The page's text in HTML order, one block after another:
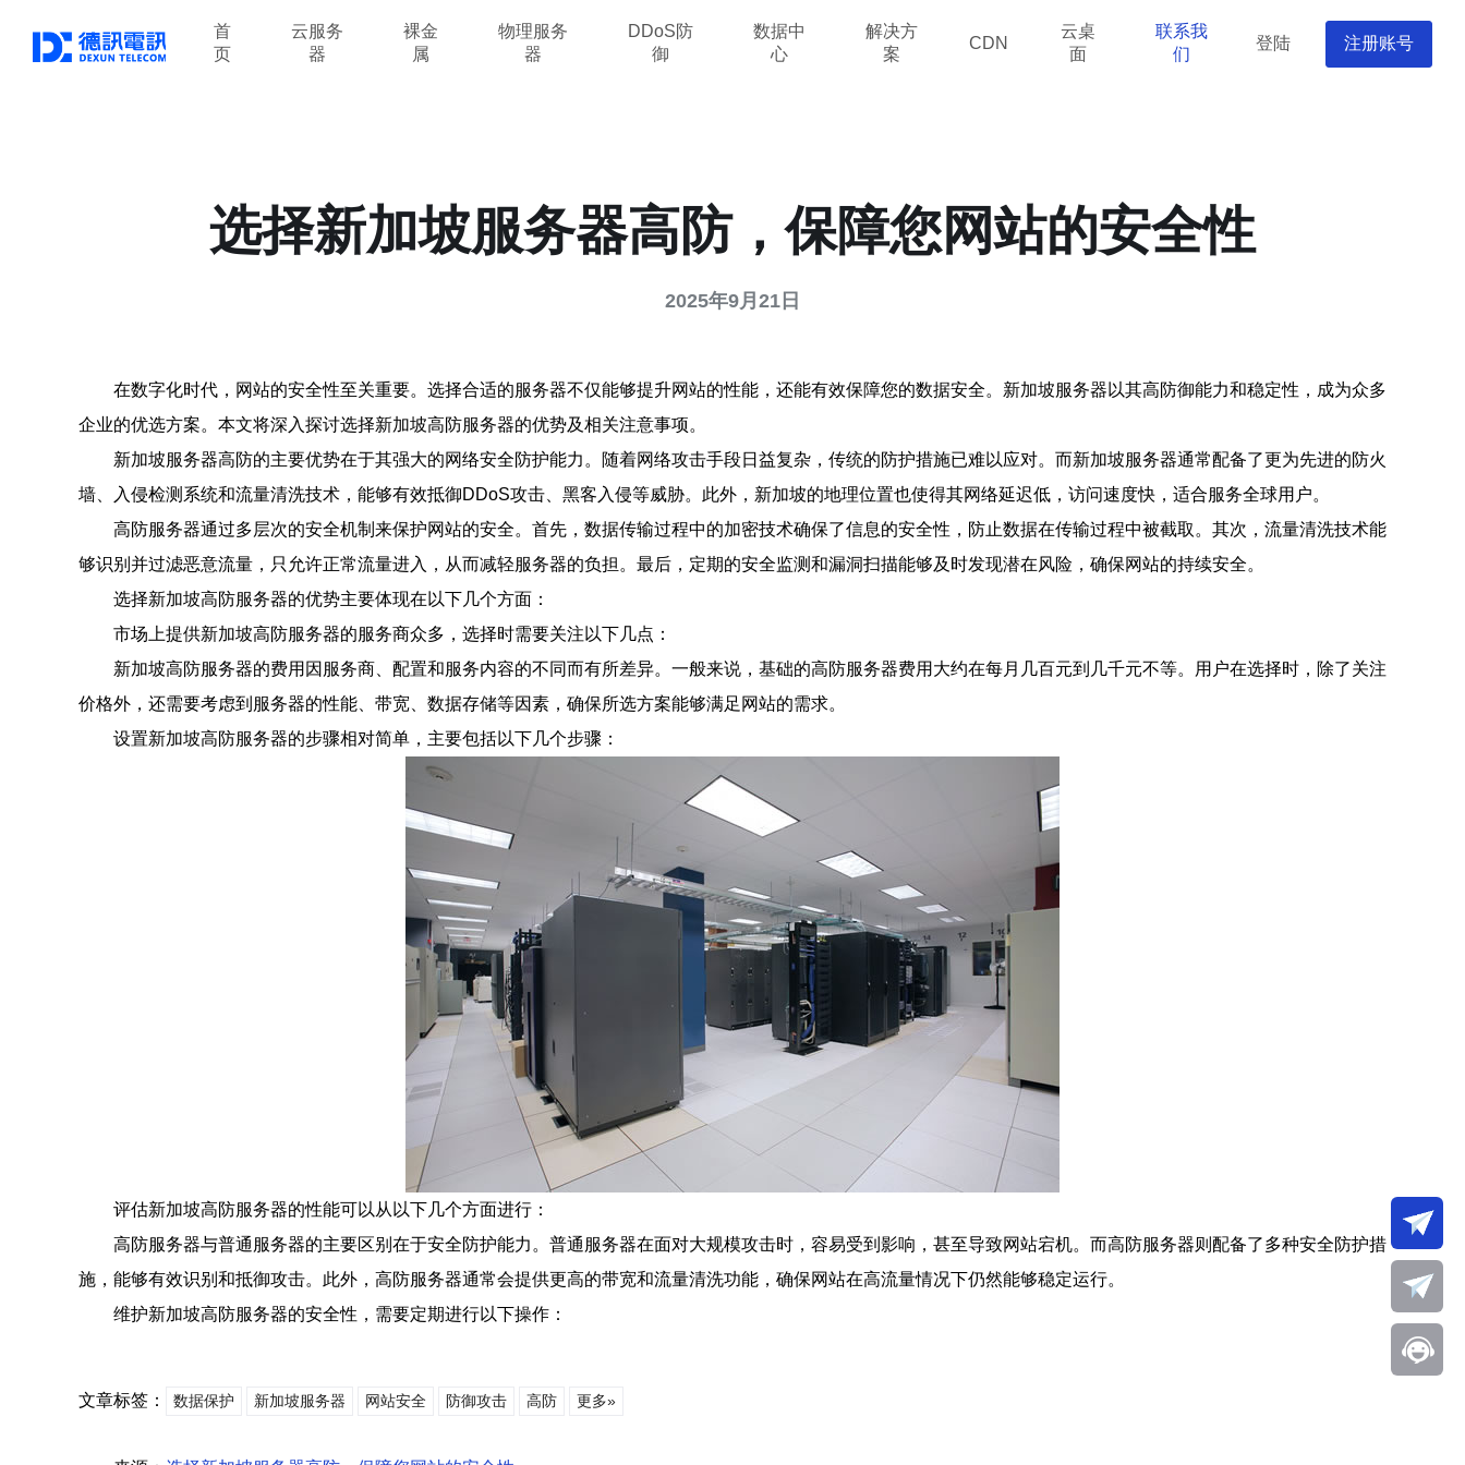
首
页
云服务
器
裸金
属
物理服务
器
DDoS防
御
数据中
心
解决方
案
CDN
云桌
面
联系我
们
登陆 注册账号
选择新加坡服务器高防，保障您网站的安全性
2025年9月21日
在数字化时代，网站的安全性至关重要。选择合适的服务器不仅能够提升网站的性能，还能有效保障您的数据安全。新加坡服务器以其高防御能力和稳定性，成为众多
企业的优选方案。本文将深入探讨选择新加坡高防服务器的优势及相关注意事项。
新加坡服务器高防的主要优势在于其强大的网络安全防护能力。随着网络攻击手段日益复杂，传统的防护措施已难以应对。而新加坡服务器通常配备了更为先进的防火
墙、入侵检测系统和流量清洗技术，能够有效抵御DDoS攻击、黑客入侵等威胁。此外，新加坡的地理位置也使得其网络延迟低，访问速度快，适合服务全球用户。
高防服务器通过多层次的安全机制来保护网站的安全。首先，数据传输过程中的加密技术确保了信息的安全性，防止数据在传输过程中被截取。其次，流量清洗技术能
够识别并过滤恶意流量，只允许正常流量进入，从而减轻服务器的负担。最后，定期的安全监测和漏洞扫描能够及时发现潜在风险，确保网站的持续安全。
选择新加坡高防服务器的优势主要体现在以下几个方面：
市场上提供新加坡高防服务器的服务商众多，选择时需要关注以下几点：
新加坡高防服务器的费用因服务商、配置和服务内容的不同而有所差异。一般来说，基础的高防服务器费用大约在每月几百元到几千元不等。用户在选择时，除了关注
价格外，还需要考虑到服务器的性能、带宽、数据存储等因素，确保所选方案能够满足网站的需求。
设置新加坡高防服务器的步骤相对简单，主要包括以下几个步骤：
评估新加坡高防服务器的性能可以从以下几个方面进行：
高防服务器与普通服务器的主要区别在于安全防护能力。普通服务器在面对大规模攻击时，容易受到影响，甚至导致网站宕机。而高防服务器则配备了多种安全防护措
施，能够有效识别和抵御攻击。此外，高防服务器通常会提供更高的带宽和流量清洗功能，确保网站在高流量情况下仍然能够稳定运行。
维护新加坡高防服务器的安全性，需要定期进行以下操作：
文章标签： 数据保护 新加坡服务器 网站安全 防御攻击 高防 更多»